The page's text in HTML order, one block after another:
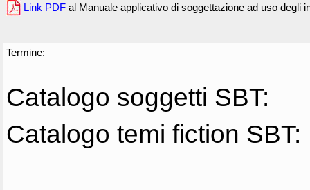
Link PDF al Manuale applicativo di soggettazione ad uso degli
Termine:
Catalogo soggetti SBT:
Catalogo temi fiction SBT: